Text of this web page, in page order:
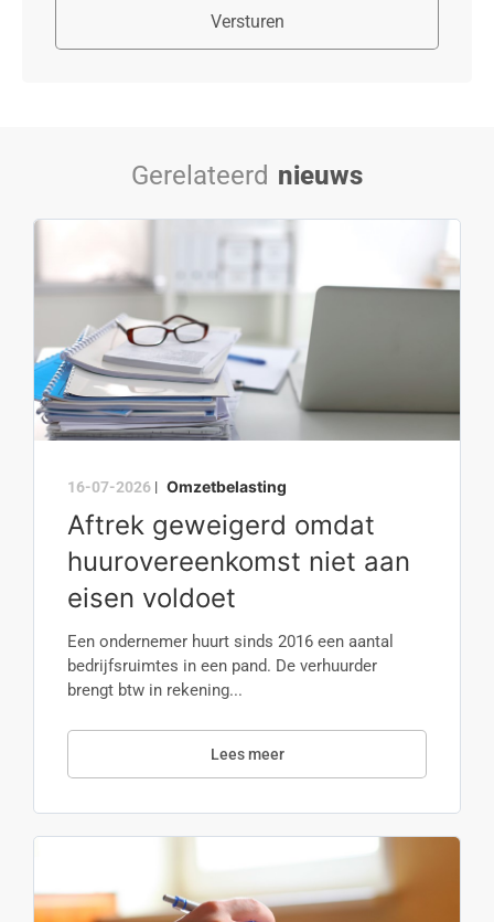
Versturen
Gerelateerd nieuws
16-07-2026 | Omzetbelasting
Aftrek geweigerd omdat
huurovereenkomst niet aan
eisen voldoet
Een ondernemer huurt sinds 2016 een aantal
bedrijfsruimtes in een pand. De verhuurder
brengt btw in rekening...
Lees meer